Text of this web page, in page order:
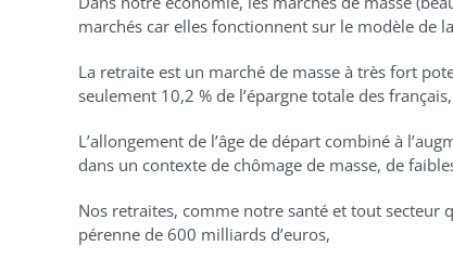
marchés car elles fonctionnent sur le modèle de
La retraite est un marché de masse à très fort
seulement 10,2 % de l’épargne totale des
L’allongement de l’âge de départ combiné à
dans un contexte de chômage de masse, de
Nos retraites, comme notre santé et tout secteur
pérenne de 600 milliards d’euros,